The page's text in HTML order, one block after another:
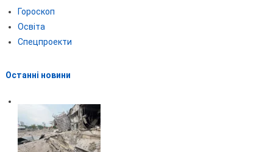
Гороскоп
Освіта
Спецпроекти
Останні новини